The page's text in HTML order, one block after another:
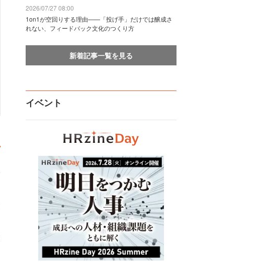
2026/07/27 08:00
1on1が空回りする理由——「投げ手」だけでは醸成さ
れない、フィードバック文化のつくり方
新着記事一覧を見る
イベント